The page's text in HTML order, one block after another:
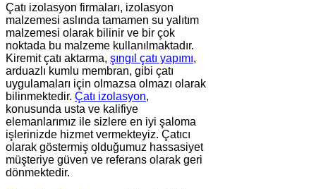
Çatı izolasyon firmaları, izolasyon
malzemesi aslında tamamen su yalıtım
malzemesi olarak bilinir ve bir çok
noktada bu malzeme kullanılmaktadır.
Kiremit çatı aktarma, şıngıl çatı yapımı,
arduazlı kumlu membran, gibi çatı
uygulamaları için olmazsa olmazı olarak
bilinmektedir. Çatı izolasyon,
konusunda usta ve kalifiye
elemanlarımız ile sizlere en iyi şaloma
işlerinizde hizmet vermekteyiz. Çatıcı
olarak göstermiş olduğumuz hassasiyet
müşteriye güven ve referans olarak geri
dönmektedir.